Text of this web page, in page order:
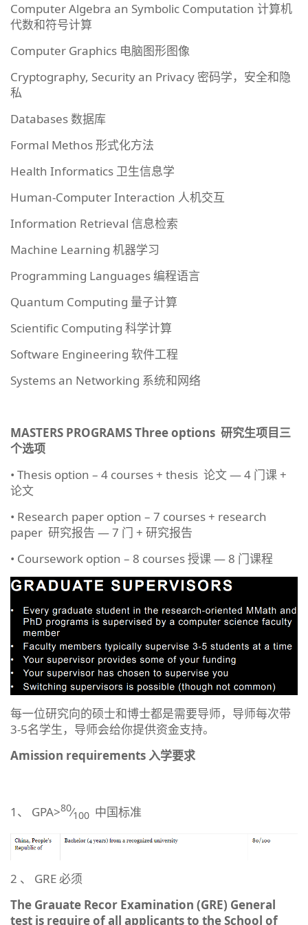
Computer Algebra an Symbolic Computation 计算机
代数和符号计算
Computer Graphics 电脑图形图像
Cryptography, Security an Privacy 密码学，安全和隐
私
Databases 数据库
Formal Methos 形式化方法
Health Informatics 卫生信息学
Human-Computer Interaction 人机交互
Information Retrieval 信息检索
Machine Learning 机器学习
Programming Languages 编程语言
Quantum Computing 量子计算
Scientific Computing 科学计算
Software Engineering 软件工程
Systems an Networking 系统和网络
MASTERS PROGRAMSThree options 研究生项目三
个选项
• Thesis option – 4 courses + thesis 论文 — 4 门课 +
论文
• Research paper option – 7 courses + research
paper 研究报告 — 7 门 + 研究报告
• Coursework option – 8 courses 授课 — 8 门课程
每一位研究向的硕士和博士都是需要导师，导师每次带
3-5名学生，导师会给你提供资金支持。
Amission requirements入学要求
1、 GPA>80⁄100 中国标准
2 、 GRE 必须
The Grauate Recor Examination (GRE) General
test is require of all applicants to the School of